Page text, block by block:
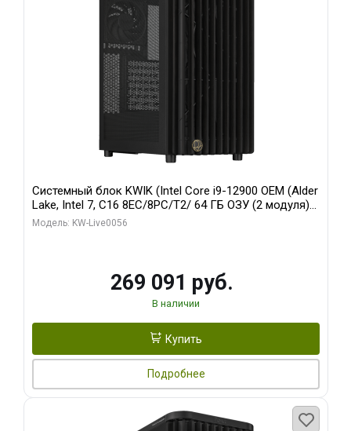
Системный блок KWIK (Intel Core i9-12900 OEM (Alder
Lake, Intel 7, C16 8EC/8PC/T2/ 64 ГБ ОЗУ (2 модуля)/
Palit RTX5080 INFINITY 3 OC 16GB GDDR7 256bit 3xDP
Модель: KW-Live0056
269 091 руб.
В наличии
Купить
Подробнее